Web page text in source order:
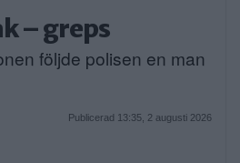
– greps
följde polisen en man
Publicerad 13:35, 2 augusti 2026